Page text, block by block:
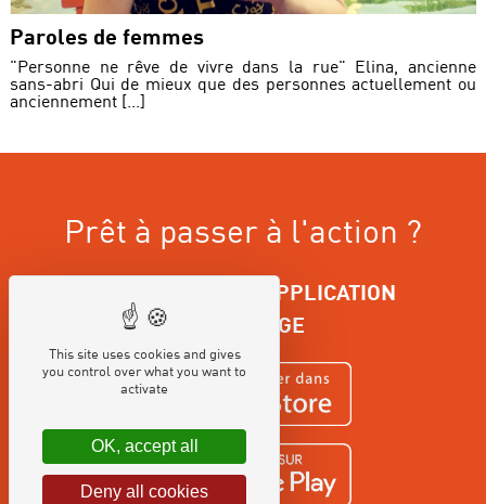
Paroles de femmes
"Personne ne rêve de vivre dans la rue" Elina, ancienne
sans-abri Qui de mieux que des personnes actuellement ou
anciennement [...]
Prêt à passer à l'action ?
TÉLÉCHARGEZ L'APPLICATION
ENTOURAGE
This site uses cookies and gives
you control over what you want to
activate
OK, accept all
Deny all cookies